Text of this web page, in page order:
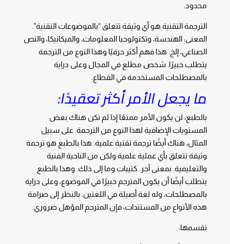
محدود.
الترجمة التقنية هو أي وثيقة تتعلق “بالموضوعات التقنية”.
المعنى: الهندسة، وتكنولوجيا المعلومات، والميكانيكا، والنص
الصناعي، إلخ. هذا فهم أكثر حرفيًا وهذا النوع من الترجمة
يتطلب خبيرًا. شخص مطلع في المجال وعلى دراية
بالمصطلحات المستخدمة في القطاع.
ما يجعل الأمر أكثر تعقيدًا:
بالطبع، لن يكون الأمر ممتعًا إذا لم تكن هناك بعض
المستويات الإضافية لهذا النوع من الترجمة. على سبيل
المثال، هناك أيضًا ترجمة تقنية علمية. هذا بالطبع هو ترجمة
وثيقة تتعلق بأي عملية علمية ولكن من الناحية الفنية
والتعليمية. بمعنى آخر. كتيبات وما إلى ذلك. وهذا بالطبع
يتطلب أيضًا أن يكون المترجم خبيرًا في الموضوع، وعلى دراية
بالمصطلحات، وله لغة أصيلة في اللغتين. بالنظر إلى صرامة
هذه الأنواع من المستندات، فإن المترجم المؤهل ضروري.
تقسمها: